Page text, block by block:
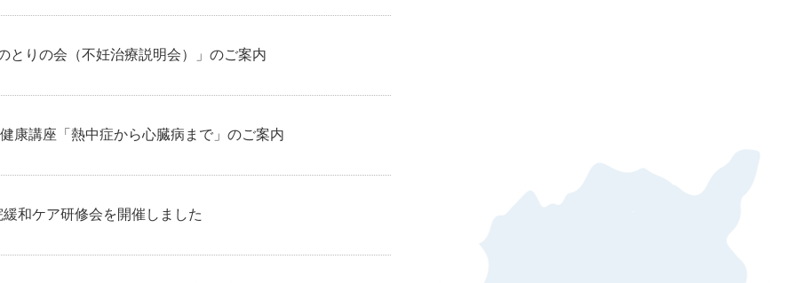
とりの会（不妊治療説明会）」のご案内
康講座「熱中症から心臓病まで」のご案内
和ケア研修会を開催しました